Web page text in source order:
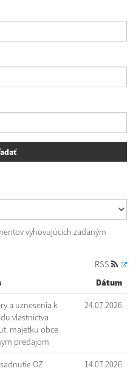
vyhovujúcich zadaným
RSS
Dátum
a uznesenia k
vlastníctva
majetku obce
predajom
24.07.2026
OZ 14.07.2026